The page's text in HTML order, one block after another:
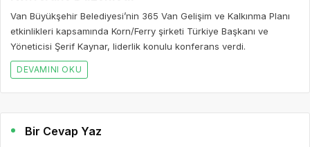
Van Büyükşehir Belediyesi’nin 365 Van Gelişim ve Kalkınma Planı
etkinlikleri kapsamında Korn/Ferry şirketi Türkiye Başkanı ve
Yöneticisi Şerif Kaynar, liderlik konulu konferans verdi.
DEVAMINI OKU
Bir Cevap Yaz